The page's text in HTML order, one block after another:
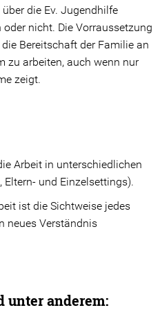
die Ev. Jugendhilfe
nicht. Die Vorraussetzung
Bereitschaft der Familie an
zu arbeiten, auch wenn nur
zeigt.
Arbeit in unterschiedlichen
und Einzelsettings).
ist die Sichtweise jedes
neues Verständnis
unter anderem: